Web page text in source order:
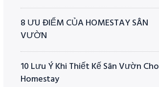
8 ƯU ĐIỂM CỦA HOMESTAY SÂN
VƯỜN
10 Lưu Ý Khi Thiết Kế Sân Vườn Cho
Homestay